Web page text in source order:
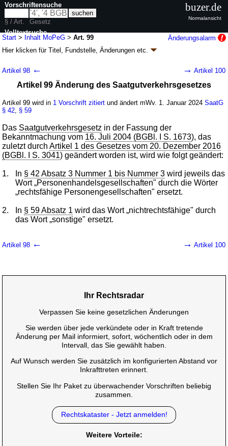
Start > Inhalt MoPeG >Art. 99
Änderungsalarm
Hier klicken fürTitel, Fundstelle, Änderungen etc.
(MoPeG)
G. v. 10.08.2021 BGBl. I S. 3436(Nr. 53); zuletzt geändert durchArtikel 34
Abs. 4 G. v. 22.12.2023
138 Änderungen | Drucksachen / Entwurf / Begründung
wird in 136 Vorschriften zitiert
Artikel 98 ← → Artikel 100
Artikel 99 Änderung des Saatgutverkehrsgesetzes
Artikel 99 wird in 1 Vorschrift zitiert und ändert mWv. 1. Januar 2024SaatG
§ 42 § 59
Das Saatgutverkehrsgesetz in der Fassung der
Bekanntmachung vom 16. Juli 2004 (BGBl. I S. 1673), das
zuletzt durchArtikel 1 des Gesetzes vom 20. Dezember 2016
(BGBl. I S. 3041) geändert worden ist, wird wie folgt geändert:
1. In § 42 Absatz 3 Nummer 1 bis Nummer 3 wird jeweils das
Wort „Personenhandelsgesellschaften" durch die Wörter
„rechtsfähige Personengesellschaften" ersetzt.
2. In § 59 Absatz 1 wird das Wort „nichtrechtsfähige" durch
das Wort „sonstige" ersetzt.
Artikel 98 ← → Artikel 100
Ihr Rechtsradar
Verpassen Sie keine gesetzlichen Änderungen
Sie werden über jede verkündete oder in Kraft tretende
Änderung per Mail informiert, sofort, wöchentlich oder in dem
Intervall, das Sie gewählt haben.
Auf Wunsch werden Sie zusätzlich im konfigurierten Abstand vor
Inkrafttreten erinnert.
Stellen Sie Ihr Paket zu überwachender Vorschriften beliebig
zusammen.
Rechtskataster - Jetzt anmelden!
Weitere Vorteile:
Vorschriftensuche
§ / Art.
Gesetz
Volltextsuche
nur in MoPeG
buzer.de
Normalansicht